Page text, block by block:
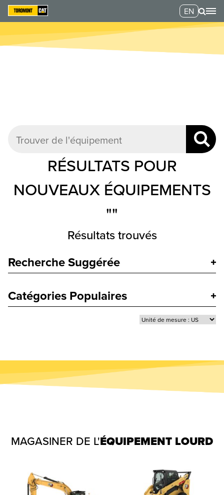
EN
RÉSULTATS POUR
NOUVEAUX ÉQUIPEMENTS
""
Résultats trouvés
Recherche Suggérée
Catégories Populaires
MAGASINER DE L'ÉQUIPEMENT LOURD